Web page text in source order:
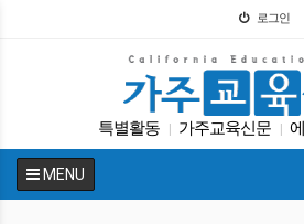
로그인
특별활동 가주교육신문
| 교육뉴스 코로나 교육구
MENU